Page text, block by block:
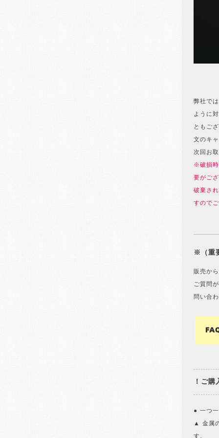
弊社で
ように
ともご
文のキ
次回お
※破損時
要がご
破棄さ
すので
※（重
販売か
ご質問
問い合
！ご
● 一つ
▲ 金属
す。